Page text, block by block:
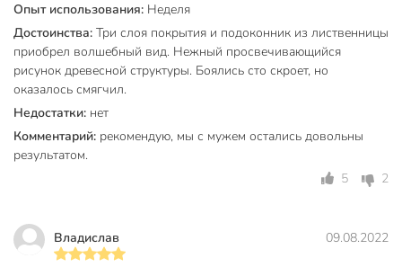
влажности, качества обработки поверхности древесины и
количества слоёв.
Техническая информация
Объем, л
Минимальная температура
эксплуатации, °C
5 °C
Время полного высыхания, ч
Опыт использования: Неделя
Достоинства: Три слоя покрытия и подоконник из лиственницы
приобрел волшебный вид. Нежный просвечивающийся
рисунок древесной структуры. Боялись сто скроет, но
оказалось смягчил.
Недостатки: нет
Комментарий: рекомендую, мы с мужем остались довольны
результатом.
5
2
Владислав 09.08.2022